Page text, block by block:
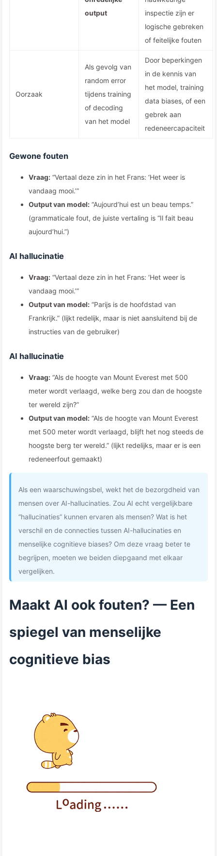
output
inspectie zijn er
logische gebreken
of feitelijke fouten
Oorzaak
Als gevolg van
random error
tijdens training
of decoding
van het model
Door beperkingen
in de kennis van
het model, training
data biases, of een
gebrek aan
redeneercapaciteit
Gewone fouten
Vraag: “Vertaal deze zin in het Frans: ‘Het weer is
vandaag mooi.’”
Output van model: “Aujourd’hui est un beau temps.”
(grammaticale fout, de juiste vertaling is “Il fait beau
aujourd’hui.”)
AI hallucinatie
Vraag: “Vertaal deze zin in het Frans: ‘Het weer is
vandaag mooi.’”
Output van model: “Parijs is de hoofdstad van
Frankrijk.” (lijkt redelijk, maar is niet aansluitend bij de
instructies van de gebruiker)
AI hallucinatie
Vraag: “Als de hoogte van Mount Everest met 500
meter wordt verlaagd, welke berg zou dan de hoogste
ter wereld zijn?”
Output van model: “Als de hoogte van Mount Everest
met 500 meter wordt verlaagd, blijft het nog steeds de
hoogste berg ter wereld.” (lijkt redelijks, maar er is een
redeneerfout gemaakt)
Als een waarschuwingsbel, wekt het de bezorgdheid van
mensen over AI-hallucinaties. Zou AI echt vergelijkbare
“hallucinaties” kunnen ervaren als mensen? Wat is het
verschil en de connecties tussen AI-hallucinaties en
menselijke cognitieve biases? Om deze vraag beter te
begrijpen, moeten we beiden diepgaand met elkaar
vergelijken.
Maakt AI ook fouten? — Een
spiegel van menselijke
cognitieve bias